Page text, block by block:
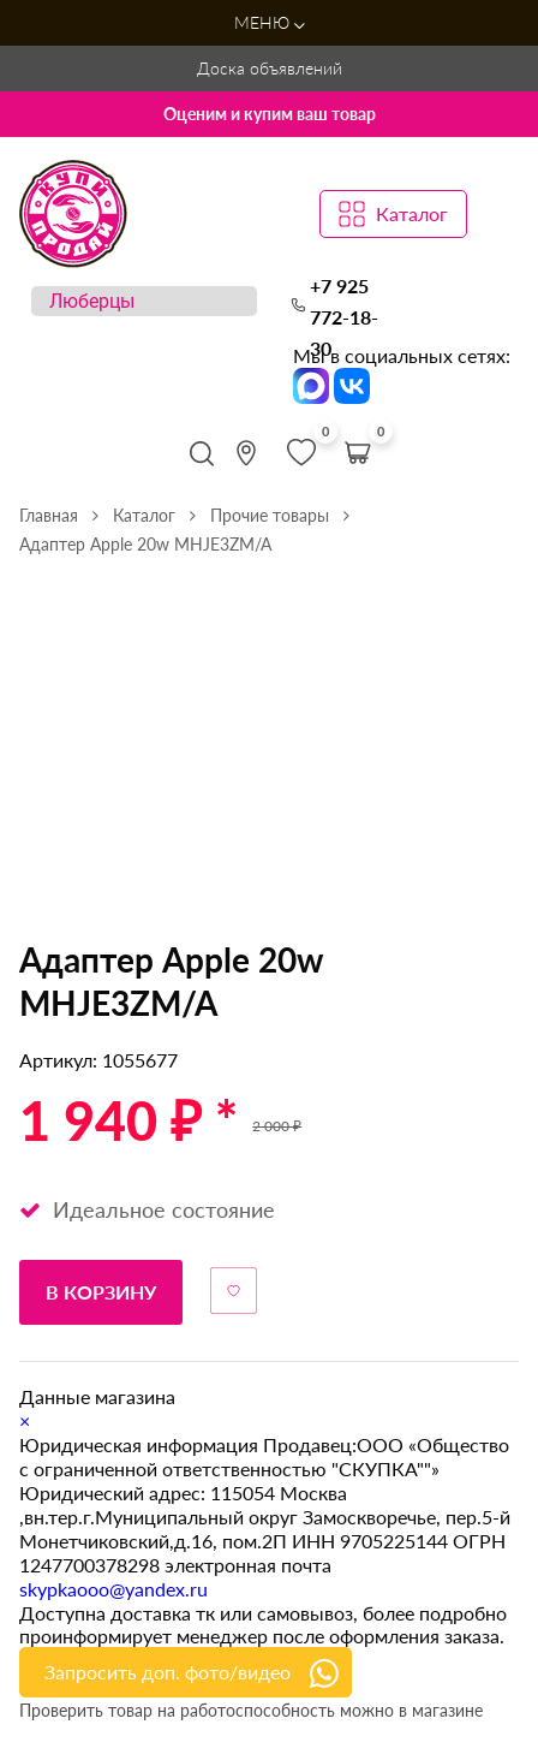
МЕНЮ
Доска объявлений
Оценим и купим ваш товар
Каталог
+7 925
772-18-
30
Мы в социальных сетях:
0 0
Главная Каталог
Прочие товары
Адаптер Apple 20w MHJE3ZM/A
Адаптер Apple 20w
MHJE3ZM/A
Артикул: 1055677
1 940 ₽ * 2 000 ₽
Идеальное состояние
В КОРЗИНУ
Данные магазина
×
Юридическая информация Продавец:ООО «Общество
с ограниченной ответственностью "СКУПКА""»
Юридический адрес: 115054 Москва
,вн.тер.г.Муниципальный округ Замоскворечье, пер.5-й
Монетчиковский,д.16, пом.2П ИНН 9705225144 ОГРН
1247700378298 электронная почта
skypkaooo@yandex.ru
Доступна доставка тк или самовывоз, более подробно
проинформирует менеджер после оформления заказа.
Запросить доп. фото/видео
Проверить товар на работоспособность можно в магазине